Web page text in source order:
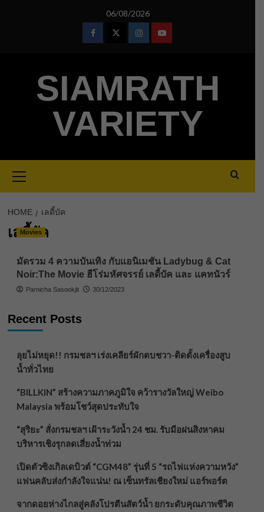
06/08/2026
FacebookTwitterInstagramYoutube
SIAMRATH
VARIETY
Menu
HOME เลดี้บัค
เลดี้บัค
Movies
มัดรวม 4 ความบันเทิง กับแอนิเมชัน Ladybug & Cat
Noir:The Movie ฮีโร่มหัศจรรย์ เลดี้บัค และ แคทนัวร์
Parnicha Sasookjit 30/12/2023
Recent Posts
ลุยไม่หยุด!! กรมชลฯ เร่งเคลียร์ผักตบชวา-ติดตั้งเครื่องสูบ
น้ำทั่วไทย
“BILLKIN” สร้างความภาคภูมิใจ คว้ารางวัลใหญ่ Weibo
Malaysia พร้อมโชว์สุดประทับใจ
“สุริยะ” สั่งกรมชลฯ เฝ้าระวังน้ำ 24 ชม. รับมือฝนสิงหาคม
บริหารเชิงรุกลดเสี่ยงน้ำท่วม
เปิดตัวซิงเกิลเดบิวต์ “CGM48” รุ่นที่ 5 “รถไฟแห่งความหวัง”
แฟนคลับส่งกำลังใจแน่น! ณ เซ็นทรัลเชียงใหม่ แอร์พอร์ต
จากดอยห่างไกลสู่คลังโปรตีนสัตว์น้ำ ยกระดับคุณภาพชีวิต